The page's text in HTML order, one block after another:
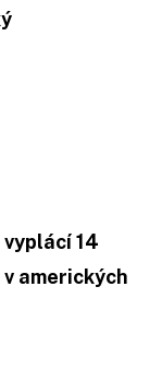
vyplácí 14
amerických